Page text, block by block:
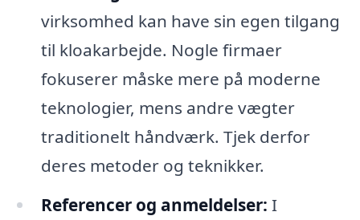
virksomhed kan have sin egen tilgang
til kloakarbejde. Nogle firmaer
fokuserer måske mere på moderne
teknologier, mens andre vægter
traditionelt håndværk. Tjek derfor
deres metoder og teknikker.
Referencer og anmeldelser: I